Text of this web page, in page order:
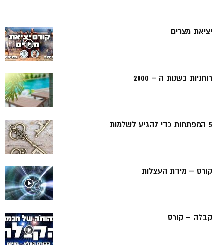
יציאת מצרים
רוחניות בשנות ה – 2000
5 המפתחות כדי להגיע לשלמות
קורס – מידת העצלות
קבלה – קורס